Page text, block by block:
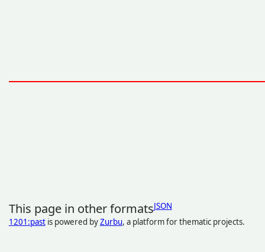
This page in other formatsJSON
1201:pastis powered byZurbu, a platform for thematic projects.